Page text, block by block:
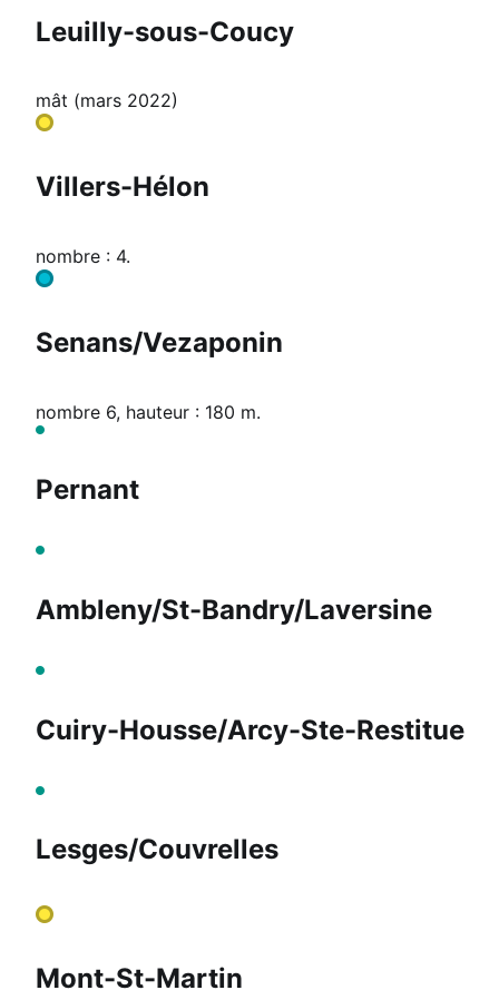
Leuilly-sous-Coucy
mât (mars 2022)
Villers-Hélon
nombre : 4.
Senans/Vezaponin
nombre 6, hauteur : 180 m.
Pernant
Ambleny/St-Bandry/Laversine
Cuiry-Housse/Arcy-Ste-Restitue
Lesges/Couvrelles
Mont-St-Martin